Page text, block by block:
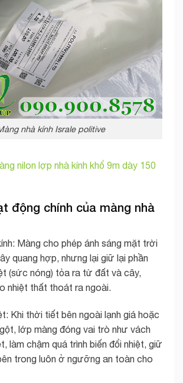
nhà kính Israle politive
nilon lợp nhà kính khổ 9m dày 150
động chính của màng nhà
Màng cho phép ánh sáng mặt trời
quang hợp, nhưng lại giữ lại phần
(sức nóng) tỏa ra từ đất và cây,
nhiệt thất thoát ra ngoài.
Khi thời tiết bên ngoài lạnh giá hoặc
lớp màng đóng vai trò như vách
làm chậm quá trình biến đổi nhiệt, giữ
trong luôn ở ngưỡng an toàn cho